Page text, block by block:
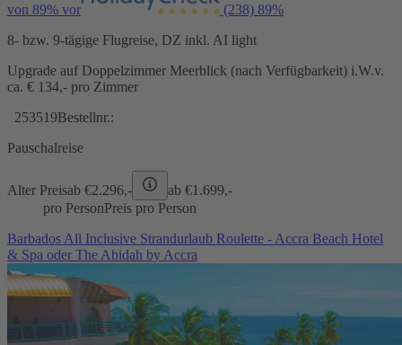
von 89% vor (238) 89%
8- bzw. 9-tägige Flugreise, DZ inkl. AI light
Upgrade auf Doppelzimmer Meerblick (nach Verfügbarkeit) i.W.v.
ca. € 134,- pro Zimmer
253519Bestellnr.:
Pauschalreise
Alter Preisab €2.296,- ab €1.699,-
pro PersonPreis pro Person
Barbados All Inclusive Strandurlaub Roulette - Accra Beach Hotel
& Spa oder The Abidah by Accra